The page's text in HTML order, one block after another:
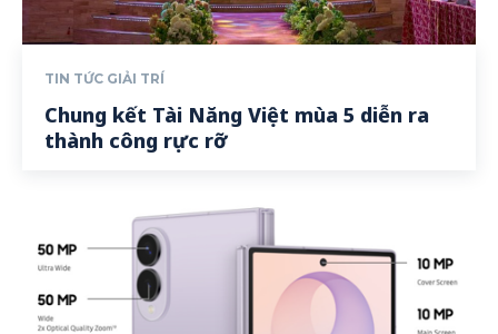
TIN TỨC GIẢI TRÍ
Chung kết Tài Năng Việt mùa 5 diễn ra
thành công rực rỡ